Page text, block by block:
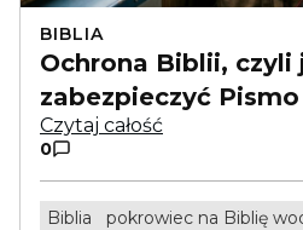
BIBLIA
Ochrona Biblii, czyli
zabezpieczyć
Czytaj całość
0
Biblia
pokrowiec na Biblię